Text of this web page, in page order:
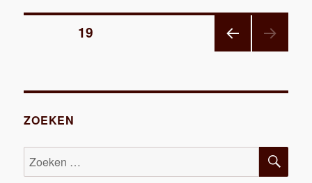
Berichten
NA
PAGINA19
ZOEKEN
Zoeken
naar: